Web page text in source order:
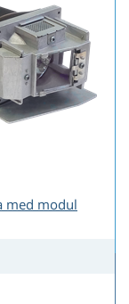
med modul